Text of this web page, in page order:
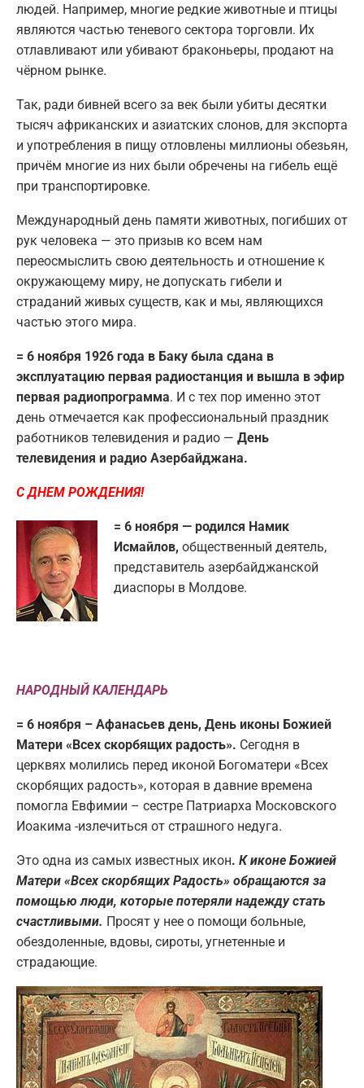
людей. Например, многие редкие животные и птицы
являются частью теневого сектора торговли. Их
отлавливают или убивают браконьеры, продают на
чёрном рынке.
Так, ради бивней всего за век были убиты десятки
тысяч африканских и азиатских слонов, для экспорта
и употребления в пищу отловлены миллионы обезьян,
причём многие из них были обречены на гибель ещё
при транспортировке.
Международный день памяти животных, погибших от
рук человека — это призыв ко всем нам
переосмыслить свою деятельность и отношение к
окружающему миру, не допускать гибели и
страданий живых существ, как и мы, являющихся
частью этого мира.
= 6 ноября 1926 года в Баку была сдана в
эксплуатацию первая радиостанция и вышла в эфир
первая радиопрограмма. И с тех пор именно этот
день отмечается как профессиональный праздник
работников телевидения и радио — День
телевидения и радио Азербайджана.
С ДНЕМ РОЖДЕНИЯ!
= 6 ноября — родился Намик
Исмайлов, общественный деятель,
представитель азербайджанской
диаспоры в Молдове.
НАРОДНЫЙ КАЛЕНДАРЬ
= 6 ноября – Афанасьев день, День иконы Божией
Матери «Всех скорбящих радость». Сегодня в
церквях молились перед иконой Богоматери «Всех
скорбящих радость», которая в давние времена
помогла Евфимии – сестре Патриарха Московского
Иоакима -излечиться от страшного недуга.
Это одна из самых известных икон. К иконе Божией
Матери «Всех скорбящих Радость» обращаются за
помощью люди, которые потеряли надежду стать
счастливыми. Просят у нее о помощи больные,
обездоленные, вдовы, сироты, угнетенные и
страдающие.